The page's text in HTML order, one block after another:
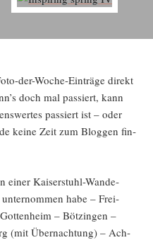
der-Woche-Ein­trä­ge direkt
doch mal pas­siert, kann
pas­siert ist – oder
kei­ne Zeit zum Blog­gen fin­
einer Kai­ser­stuhl-Wan­de­
habe – Frei­
– Böt­zin­gen –
(mit Über­nach­tung) – Ach­